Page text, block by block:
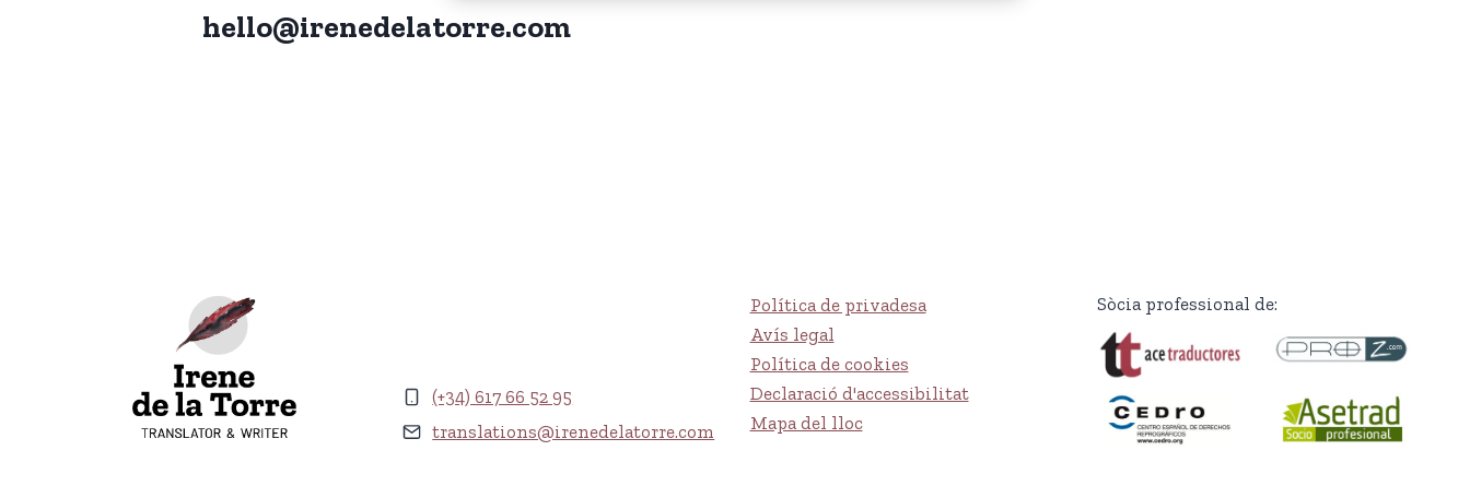
hello@irenedelatorre.com
(+34) 617 66 52 95
translations@irenedelatorre.com
Política de privadesa
Avís legal
Política de cookies
Declaració d'accessibilitat
Mapa del lloc
Sòcia professional de: